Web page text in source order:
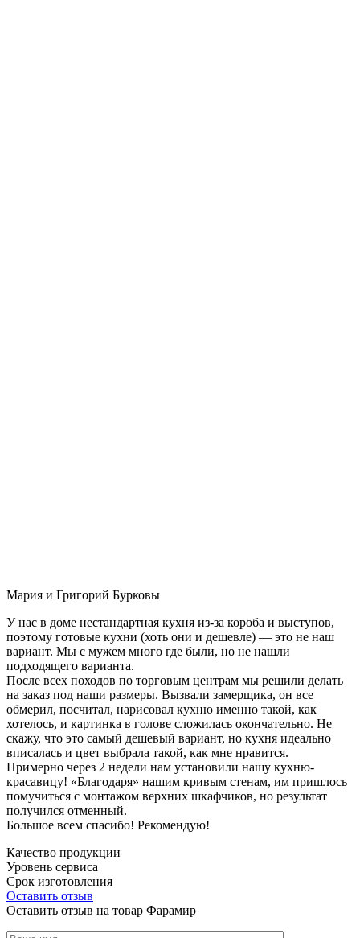
Мария и Григорий Бурковы
У нас в доме нестандартная кухня из-за короба и выступов,
поэтому готовые кухни (хоть они и дешевле) — это не наш
вариант. Мы с мужем много где были, но не нашли
подходящего варианта.
После всех походов по торговым центрам мы решили делать
на заказ под наши размеры. Вызвали замерщика, он все
обмерил, посчитал, нарисовал кухню именно такой, как
хотелось, и картинка в голове сложилась окончательно. Не
скажу, что это самый дешевый вариант, но кухня идеально
вписалась и цвет выбрала такой, как мне нравится.
Примерно через 2 недели нам установили нашу кухню-
красавицу! «Благодаря» нашим кривым стенам, им пришлось
помучиться с монтажом верхних шкафчиков, но результат
получился отменный.
Большое всем спасибо! Рекомендую!
Качество продукции
Уровень сервиса
Срок изготовления
Оставить отзыв
Оставить отзыв на товар Фарамир